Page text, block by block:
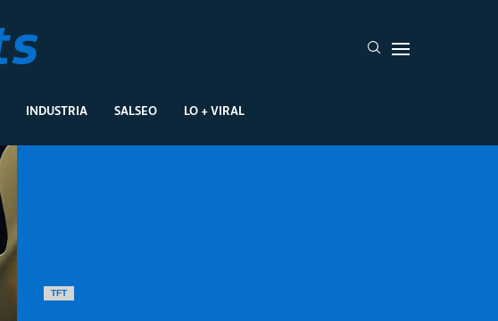
INDUSTRIA SALSEO LO + VIRAL
TFT